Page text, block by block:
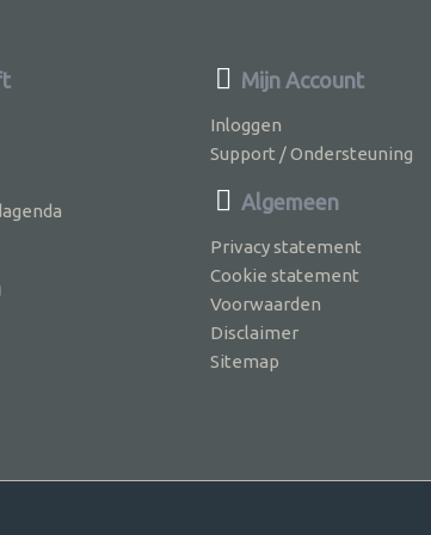
Mijn Account
Inloggen
Support / Ondersteuning
Algemeen
Privacy statement
Cookie statement
Voorwaarden
Disclaimer
Sitemap